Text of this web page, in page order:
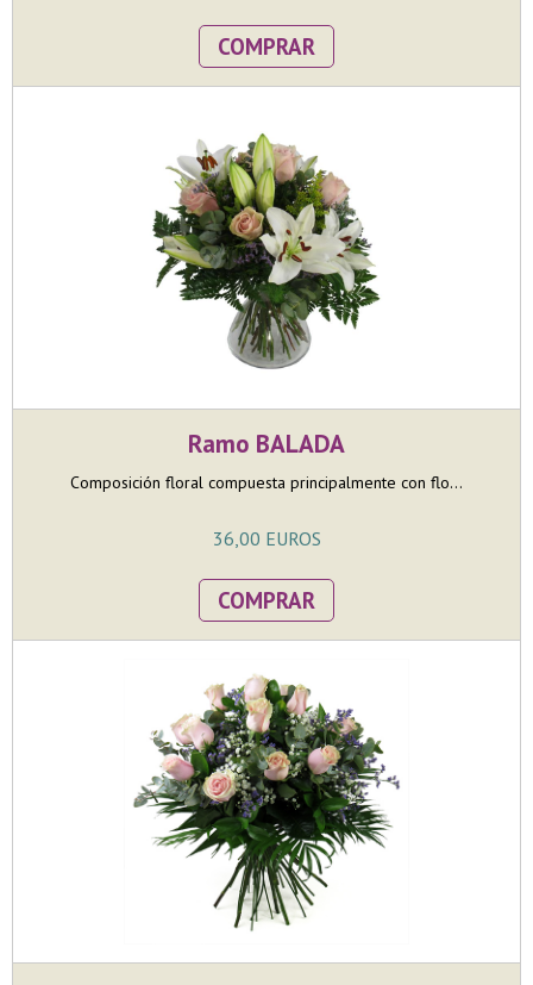
COMPRAR
Ramo BALADA
Composición floral compuesta principalmente con flo...
36,00 EUROS
COMPRAR